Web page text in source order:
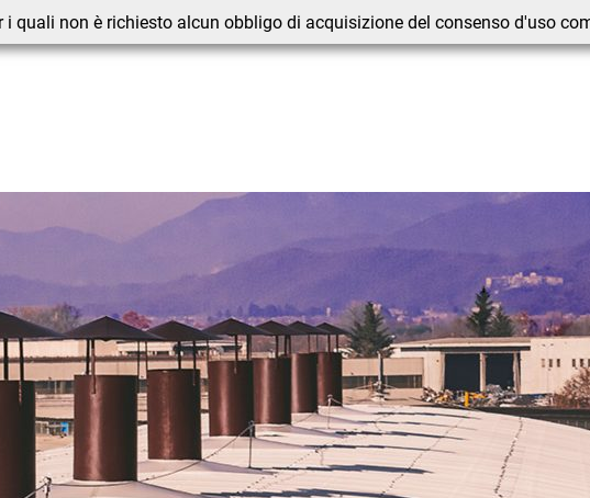
quali non è richiesto alcun obbligo di acquisizione del consenso d'uso